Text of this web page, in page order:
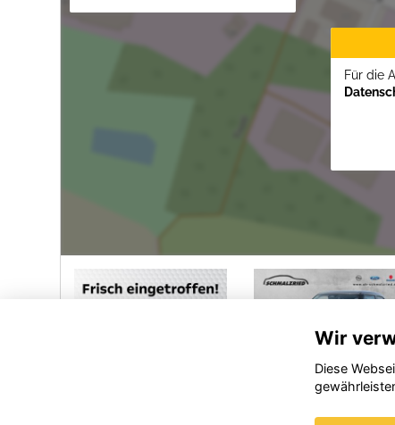
Für die
Wir
Diese